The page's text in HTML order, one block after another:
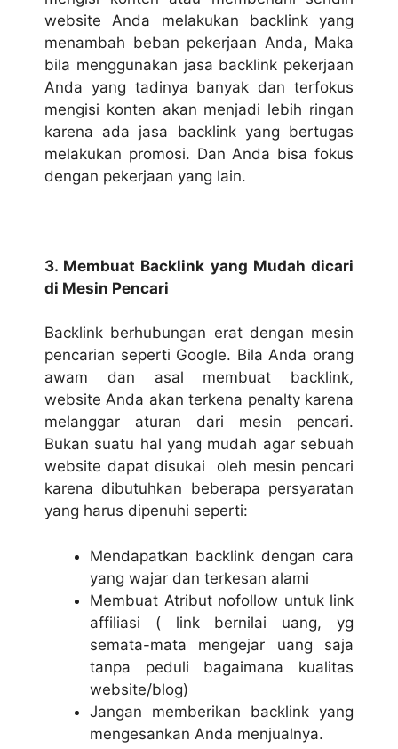
website Anda melakukan backlink yang
menambah beban pekerjaan Anda, Maka
bila menggunakan jasa backlink pekerjaan
Anda yang tadinya banyak dan terfokus
mengisi konten akan menjadi lebih ringan
karena ada jasa backlink yang bertugas
melakukan promosi. Dan Anda bisa fokus
dengan pekerjaan yang lain.
3. Membuat Backlink yang Mudah dicari
di Mesin Pencari
Backlink berhubungan erat dengan mesin
pencarian seperti Google. Bila Anda orang
awam dan asal membuat backlink,
website Anda akan terkena penalty karena
melanggar aturan dari mesin pencari.
Bukan suatu hal yang mudah agar sebuah
website dapat disukai oleh mesin pencari
karena dibutuhkan beberapa persyaratan
yang harus dipenuhi seperti:
Mendapatkan backlink dengan cara
yang wajar dan terkesan alami
Membuat Atribut nofollow untuk link
affiliasi ( link bernilai uang, yg
semata-mata mengejar uang saja
tanpa peduli bagaimana kualitas
website/blog)
Jangan memberikan backlink yang
mengesankan Anda menjualnya.